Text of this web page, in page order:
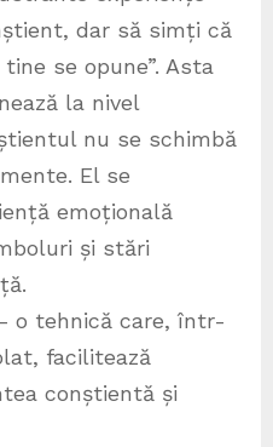
dar să simți că
se opune”. Asta
la nivel
nu se schimbă
El se
emoțională
și stări
o tehnică care, într-
facilitează
conștientă și